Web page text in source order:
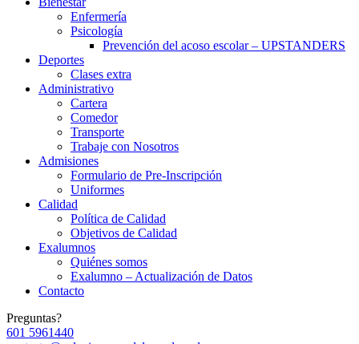
Enfermería
Psicología
Prevención del acoso escolar – UPSTANDERS
Deportes
Clases extra
Administrativo
Cartera
Comedor
Transporte
Trabaje con Nosotros
Admisiones
Formulario de Pre-Inscripción
Uniformes
Calidad
Política de Calidad
Objetivos de Calidad
Exalumnos
Quiénes somos
Exalumno – Actualización de Datos
Contacto
Preguntas?
601 5961440